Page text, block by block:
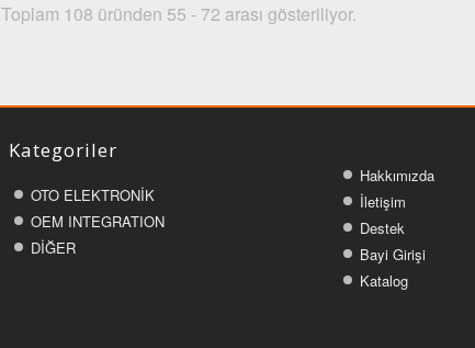
Toplam 108 üründen 55 - 72 arası gösteriliyor.
Kategoriler
OTO ELEKTRONİK
OEM INTEGRATION
DİĞER
Hakkımızda
İletişim
Destek
Bayi Girişi
Katalog